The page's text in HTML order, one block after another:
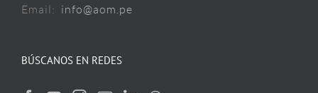
Email: info@aom.pe
BÚSCANOS EN REDES